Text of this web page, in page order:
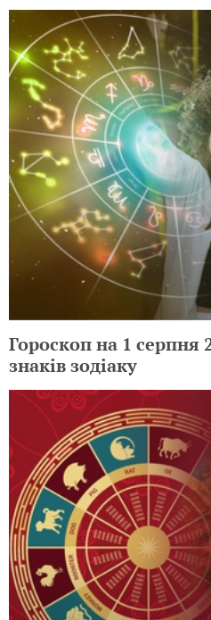
Гороскоп на 1 серпня
знаків зодіаку